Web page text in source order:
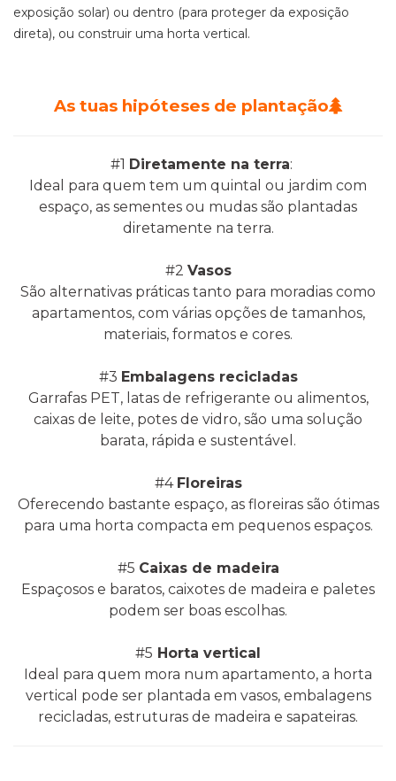
exposição solar) ou dentro (para proteger da exposição
direta), ou construir uma horta vertical.
As tuas hipóteses de plantação
#1 Diretamente na terra:
Ideal para quem tem um quintal ou jardim com
espaço, as sementes ou mudas são plantadas
diretamente na terra.
#2 Vasos
São alternativas práticas tanto para moradias como
apartamentos, com várias opções de tamanhos,
materiais, formatos e cores.
#3 Embalagens recicladas
Garrafas PET, latas de refrigerante ou alimentos,
caixas de leite, potes de vidro, são uma solução
barata, rápida e sustentável.
#4 Floreiras
Oferecendo bastante espaço, as floreiras são ótimas
para uma horta compacta em pequenos espaços.
#5 Caixas de madeira
Espaçosos e baratos, caixotes de madeira e paletes
podem ser boas escolhas.
#5 Horta vertical
Ideal para quem mora num apartamento, a horta
vertical pode ser plantada em vasos, embalagens
recicladas, estruturas de madeira e sapateiras.